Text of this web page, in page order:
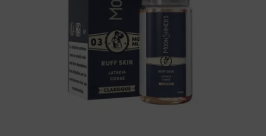
Arômes : classic Latakia corsé et épicé. E-
liquide Bootleg Series Moonshiners Liquids.
Disponible...